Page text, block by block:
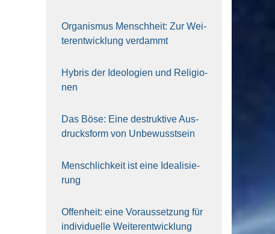
Orga­nis­mus Mensch­heit: Zur Wei­
ter­ent­wick­lung ver­dammt
Hybris der Ideo­lo­gien und Reli­gio­
nen
Das Böse: Eine destruk­ti­ve Aus­
drucks­form von Unbe­wusst­sein
Mensch­lich­keit ist eine Idea­li­sie­
rung
Offen­heit: eine Vor­aus­set­zung für
indi­vi­du­el­le Wei­ter­ent­wick­lung